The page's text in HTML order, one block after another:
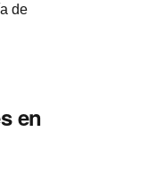
de
en